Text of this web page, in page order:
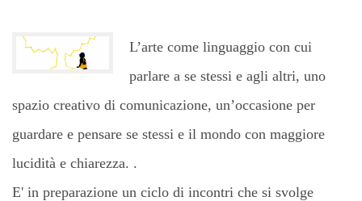
L’arte come linguaggio con cui
parlare a se stessi e agli altri, uno
spazio creativo di comunicazione, un’occasione per
guardare e pensare se stessi e il mondo con maggiore
lucidità e chiarezza. .
E' in preparazione un ciclo di incontri che si svolge